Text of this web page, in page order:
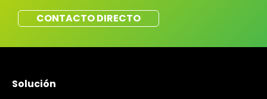
CONTACTO DIRECTO
Solución